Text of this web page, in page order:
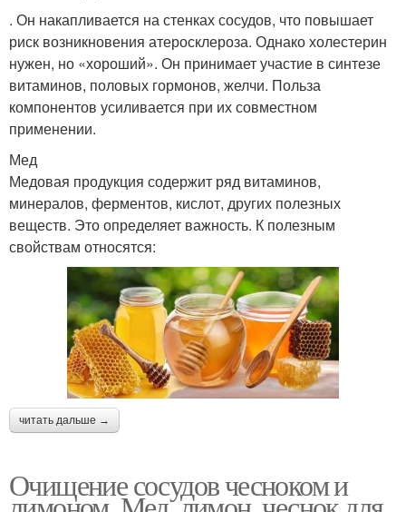
. Он накапливается на стенках сосудов, что повышает
риск возникновения атеросклероза. Однако холестерин
нужен, но «хороший». Он принимает участие в синтезе
витаминов, половых гормонов, желчи. Польза
компонентов усиливается при их совместном
применении.
Мед
Медовая продукция содержит ряд витаминов,
минералов, ферментов, кислот, других полезных
веществ. Это определяет важность. К полезным
свойствам относятся:
читать дальше →
Очищение сосудов чесноком и